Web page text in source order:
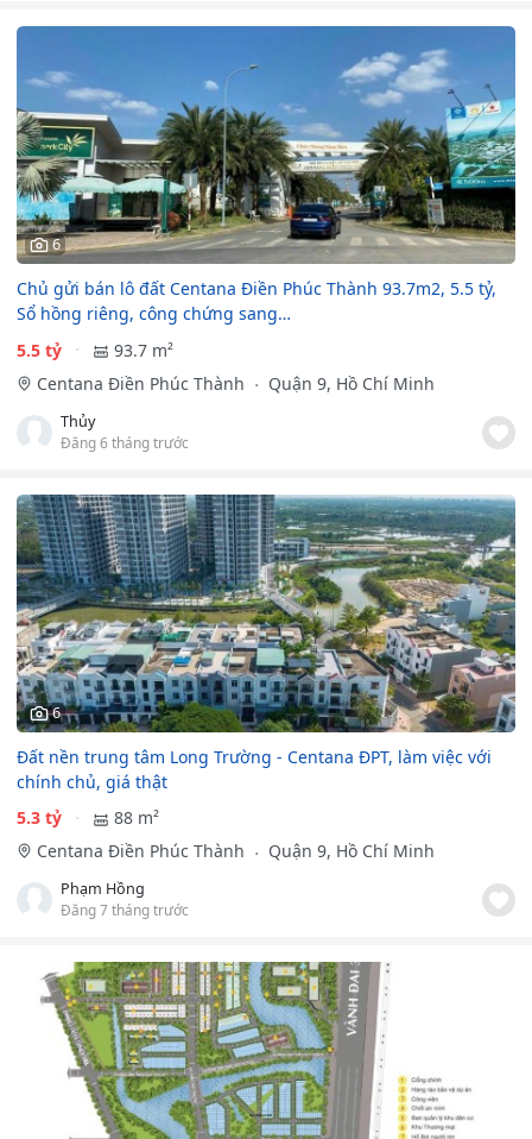
6
Chủ gửi bán lô đất Centana Điền Phúc Thành 93.7m2, 5.5 tỷ,
Sổ hồng riêng, công chứng sang…
5.5 tỷ
93.7 m²
Centana Điền Phúc Thành
Quận 9, Hồ Chí Minh
Thủy
Đăng 6 tháng trước
6
Đất nền trung tâm Long Trường - Centana ĐPT, làm việc với
chính chủ, giá thật
5.3 tỷ
88 m²
Centana Điền Phúc Thành
Quận 9, Hồ Chí Minh
Phạm Hồng
Đăng 7 tháng trước